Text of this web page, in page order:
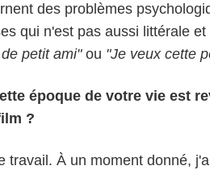
des problèmes
qui n'est pas aussi littérale
petit ami"ou "Je veux cette
époque de votre vie est
?
travail. À un moment donné,